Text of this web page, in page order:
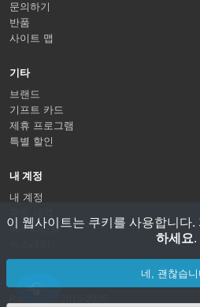
문의하기
반품
사이트 맵
기타
브랜드
기프트 카드
제휴 프로그램
특별 할인
내 계정
내 계정
위시리스트
이 웹사이트는 쿠키를 사용합니다.
하세요.
네, 괜찮습니